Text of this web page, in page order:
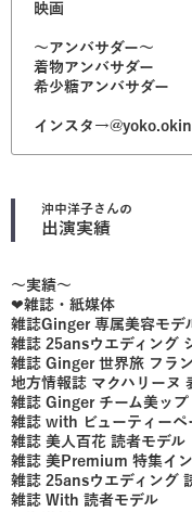
映画
〜アンバサダー〜
着物アンバサダー
希少糖アンバサダー
インスタ
沖中洋子さんの
出演実績
〜実績〜
❤︎雑誌・紙媒体
雑誌Ginger 専属美容モデ
雑誌 25ansウエディング
雑誌 Ginger 世界旅 フラ
地方情報誌 マクハリーヌ
雑誌 Ginger チーム美ップ
雑誌 with ビューティーペ
雑誌 美人百花 読者モデル
雑誌 美Premium 特集イ
雑誌 25ansウエディング
雑誌 With 読者モデル